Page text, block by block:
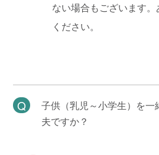
ない場合もございます
ください。
子供（乳児～小学生）を
夫ですか？